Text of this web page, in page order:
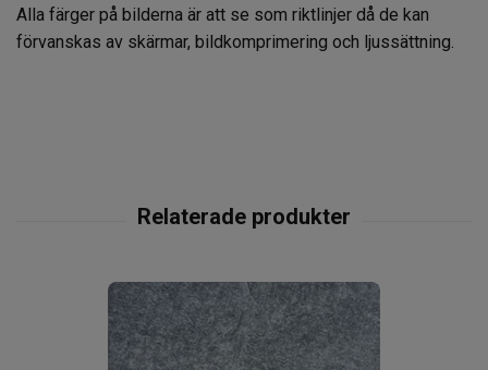
Alla färger på bilderna är att se som riktlinjer då de kan
förvanskas av skärmar, bildkomprimering och ljussättning.